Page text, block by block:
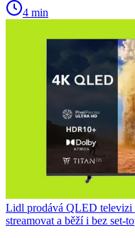
4 min
Lidl prodává QLED televizi
streamovat a běží i bez set-